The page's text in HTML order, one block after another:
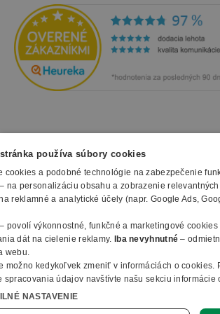
tlmia aj drobné vibrácie. Stolové
v šírkach 1600 a 1800 mm s hrúbkou
Kontajnery
Kancelárske kontajnery BLOCK
vytvorenie stolov. Obsahujú štyri
otvárajú dotykom a sú dostupné vo
zásuvkami na kratšej alebo dlhšej
variant je vhodný aj na ukladanie
Hotové zostavy nábytku
V rámci už hotového riešenia
BLOCK aj
hotové pracovné zostavy
kombinujú masívne stolové dosky a
NAKUPOVANIE
Všetko o nákupe
Obchodné podmienky
Spôsoby platby
Záruky, servis a reklamácie
Ochrana osobných údajov
Informácie o cookies
Ako nakupovať
SLUŽBY
Reklamačný formulár
E-procurement
Vlastná výroba nábytku
Vyhlásenie o prístupnosti
O FIRME
O nás
Kontakty
Členstvo v organizáciach
B2B Partner ČR
© 2010 - 2026 B2B Partner s.r.o. - Všetky
Profesionálny e-shop na mieru
používa súbory cookies
cookies a podobné technológie na zabezpečenie
na personalizáciu obsahu a zobrazenie
reklamné a analytické účely (napr. Google Ads,
povolí výkonnostné, funkčné a marketingové
dát na cielenie reklamy.
Iba nevyhnutné –
webu.
možno kedykoľvek zmeniť v informáciách o cookies.
spracovania údajov navštívte našu sekciu informácie
NASTAVENIE